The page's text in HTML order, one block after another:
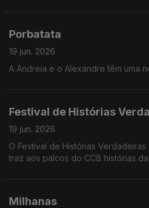
Porbatata
19 jun. 2026
A Andreia e o Alexandre têm uma
Festival de Histórias
19 jun. 2026
O Festival de Histórias
traz aos palcos do CCB histórias
Milhanas